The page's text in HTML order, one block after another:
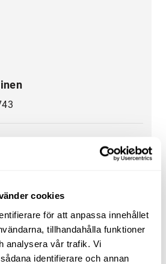
cookies
för att anpassa innehållet
tillhandahålla funktioner
analysera vår trafik. Vi
identifierare och annan
fordon